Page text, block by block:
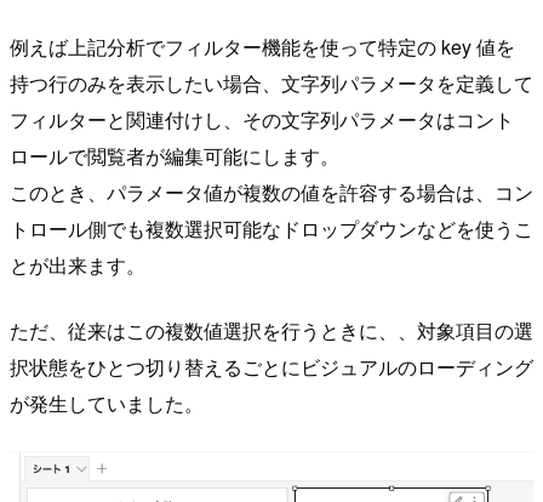
例えば上記分析でフィルター機能を使って特定の key 値を
持つ行のみを表示したい場合、文字列パラメータを定義して
フィルターと関連付けし、その文字列パラメータはコント
ロールで閲覧者が編集可能にします。
このとき、パラメータ値が複数の値を許容する場合は、コン
トロール側でも複数選択可能なドロップダウンなどを使うこ
とが出来ます。
ただ、従来はこの複数値選択を行うときに、、対象項目の選
択状態をひとつ切り替えるごとにビジュアルのローディング
が発生していました。